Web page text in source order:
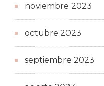
noviembre 2023
octubre 2023
septiembre 2023